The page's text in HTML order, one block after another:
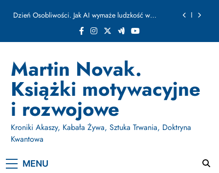
Jak Budować Myślokształty Powodzenia
Jak Projektować i Aktywować Myślokształty dla
Osiągania Celów w Codziennym Życiu
Dzień Osobliwości. Jak AI wymaże ludzkość w
ułamku sekundy
Jak Budować Myślokształty Powodzenia
Jak Projektować i Aktywować Myślokształty dla
Osiągania Celów w Codziennym Życiu
Martin Novak.
Książki motywacyjne
i rozwojowe
Kroniki Akaszy, Kabała Żywa, Sztuka Trwania, Doktryna
Kwantowa
MENU